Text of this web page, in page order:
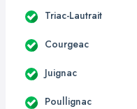
Triac-Lautrait
Courgeac
Juignac
Poullignac